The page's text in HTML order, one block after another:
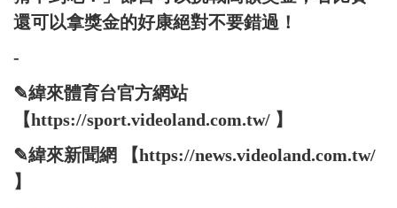
還可以拿獎金的好康絕對不要錯過！
-
✎緯來體育台官方網站
【https://sport.videoland.com.tw/ 】
✎緯來新聞網 【https://news.videoland.com.tw/
】